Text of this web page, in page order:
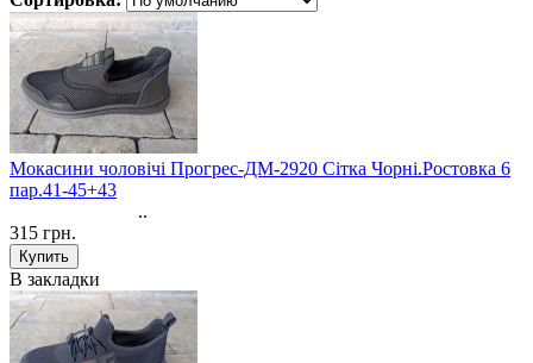
Мокасини чоловічі Прогрес-ДМ-2920 Сітка Чорні.Ростовка 6
пар.41-45+43
..
315 грн.
В закладки